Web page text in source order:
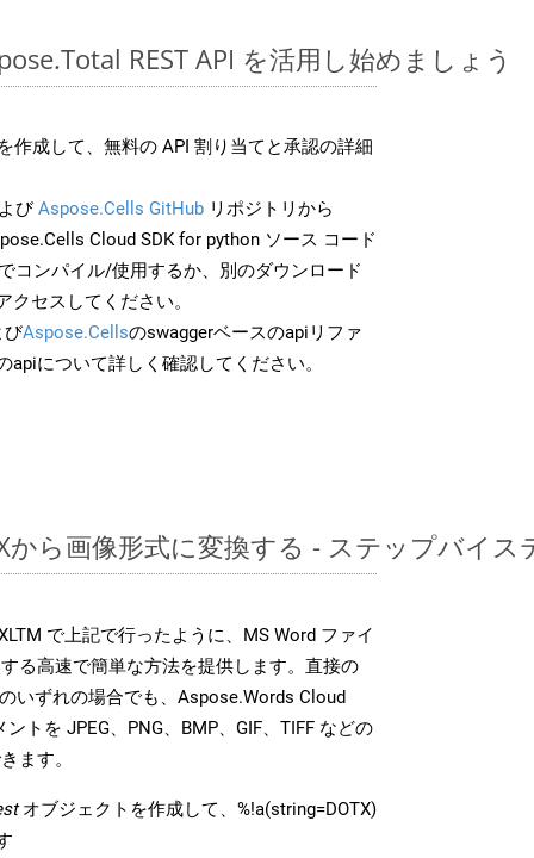
REST API を活用し始めましょう
作成して、無料の API 割り当てと承認の詳細
びAspose.Cells GitHub リポジトリから
Cloud SDK for python ソース コード
コンパイル/使用するか、別のダウンロード
セスしてください。
びAspose.Cellsのswaggerベースのapiリファ
apiについて詳しく確認してください。
から画像形式に変換する - ステップバイス
で上記で行ったように、MS Word ファイ
る高速で簡単な方法を提供します。直接の
いずれの場合でも、Aspose.Words Cloud
トを JPEG、PNG、BMP、GIF、TIFF などの
ます。
オブジェクトを作成して、%!a(string=DOTX)